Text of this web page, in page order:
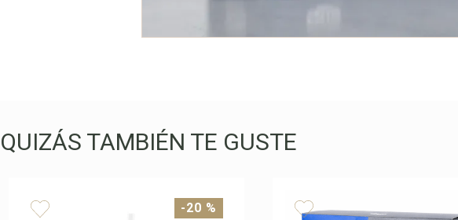
QUIZÁS TAMBIÉN TE GUSTE
-20 %